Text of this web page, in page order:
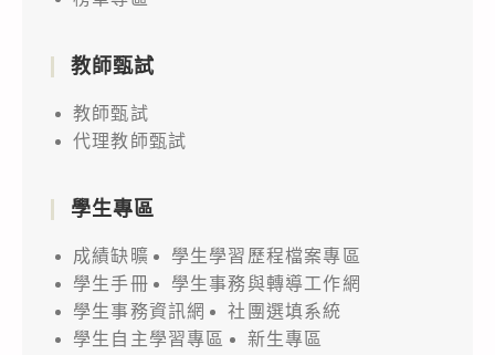
教師甄試
教師甄試
代理教師甄試
學生專區
成績缺曠
學生學習歷程檔案專區
學生手冊
學生事務與轉導工作網
學生事務資訊網
社團選填系統
學生自主學習專區
新生專區